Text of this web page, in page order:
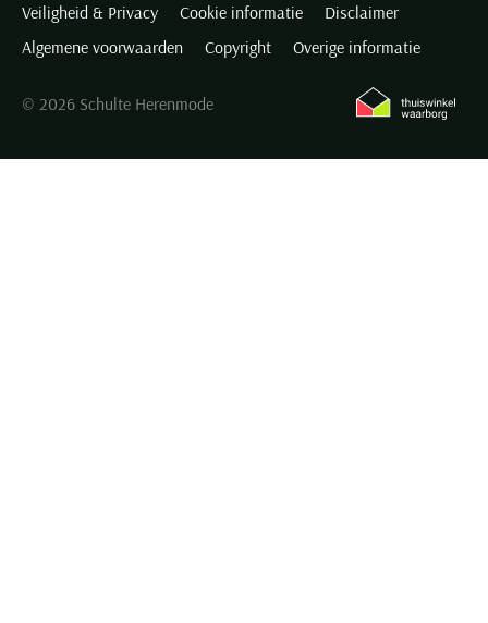
Veiligheid & Privacy Cookie informatie
Disclaimer
Algemene voorwaarden
Copyright Overige informatie
© 2026 Schulte Herenmode